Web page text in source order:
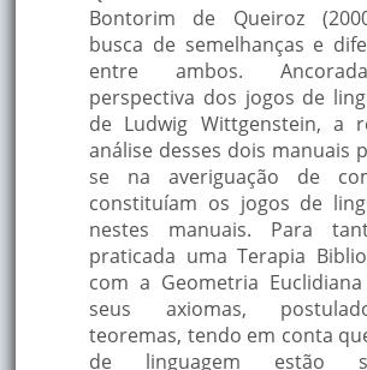
Bontorim de Queiroz
busca de semelhanças e
entre ambos.
perspectiva dos jogos de
de Ludwig Wittgenstein, a
análise desses dois manuais
se na averiguação de
constituíam os jogos de
nestes manuais. Para
praticada uma Terapia
com a Geometria Euclidiana
seus axiomas,
teoremas, tendo em conta
de linguagem estão